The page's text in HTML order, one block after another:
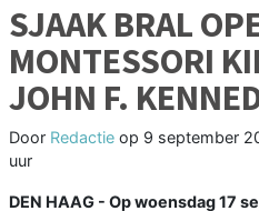
SJAAK BRAL
MONTESSORI
JOHN F.
Door Redactie op 9 september
uur
DEN HAAG - Op woensdag 17